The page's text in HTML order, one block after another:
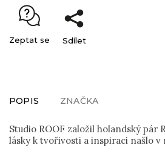
Zeptat se Sdílet
POPIS ZNAČKA
Studio ROOF založil holandský pár
lásky k tvořivosti a inspiraci našlo v